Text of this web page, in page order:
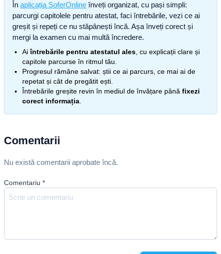
În aplicația SoferOnline înveți organizat, cu pași simpli:
parcurgi capitolele pentru atestat, faci întrebările, vezi ce ai
greșit și repeți ce nu stăpânești încă. Așa înveți corect și
mergi la examen cu mai multă încredere.
Aiîntrebările pentru atestatul ales , cu explicații clare și
capitole parcurse în ritmul tău.
Progresul rămâne salvat: știi ce ai parcurs, ce mai ai de
repetat și cât de pregătit ești.
Întrebările greșite revin în mediul de învățare până fixezi
corect informația
Comentarii
Nu există comentarii aprobate încă.
Comentariu *